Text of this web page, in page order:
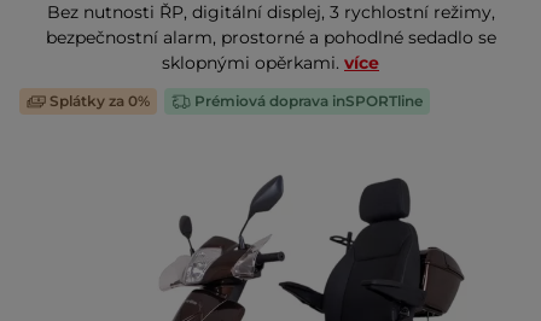
Bez nutnosti ŘP, digitální displej, 3 rychlostní režimy,
bezpečnostní alarm, prostorné a pohodlné sedadlo se
sklopnými opěrkami. více
Splátky za 0% Prémiová doprava inSPORTline